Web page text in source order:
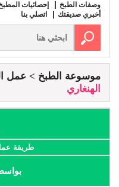
وصفات الطبخ إحصائيات
أخبري صديقتك
اتصلي بنا
موسوعة الطبخ عمل
الهنغاري
طريقة